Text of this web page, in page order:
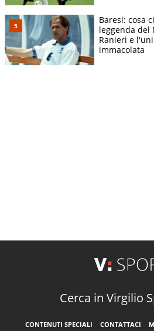
Baresi: cosa
leggenda del
Ranieri e
immacolata
Cerca in Virgilio
CONTENUTI SPECIALI CONTATTACI